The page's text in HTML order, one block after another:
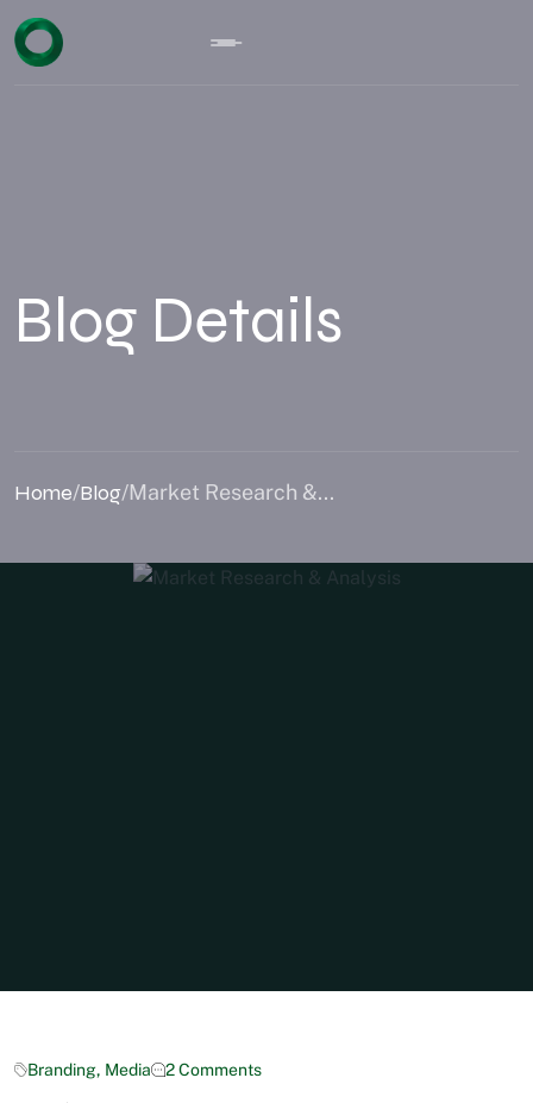
Blog Details
Home/Blog/Market Research &...
Branding, Media 2 Comments